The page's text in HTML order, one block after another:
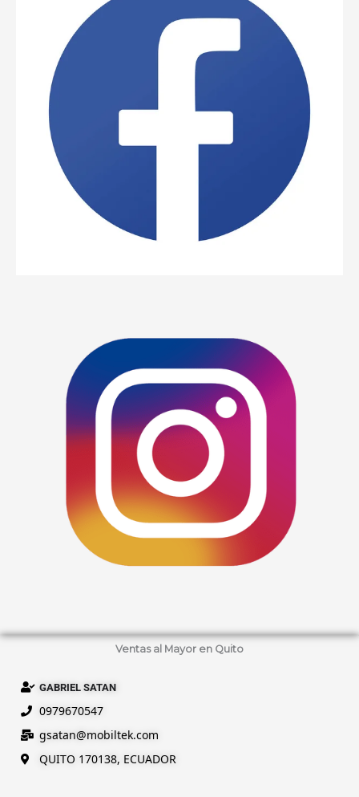
Ventas al Mayor en Quito
GABRIEL SATAN
0979670547
gsatan@mobiltek.com
QUITO 170138, ECUADOR